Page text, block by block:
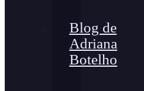
Blog de
Adriana
Botelho